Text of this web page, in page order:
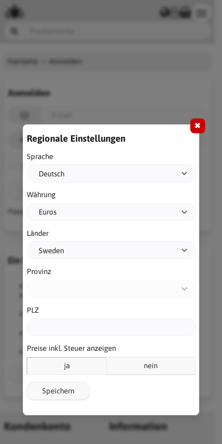
Startseite Anmelden
Anmelden
Anmelden
Passwort vergessen?
Ein Benutzerkonto erstellen
Erhalten Sie Zugriff auf Ihre gesamte Bestellhistorie.
Greifen Sie von verschiedenen Computern aus auf
Inforationen über Spezialangebote erhalten
Jetzt Registrieren
Kundenkonto Information
✖
Regionale Einstellungen
Sprache
Währung
Länder
Provinz
PLZ
Preise inkl. Steuer anzeigen
ja nein
Speichern